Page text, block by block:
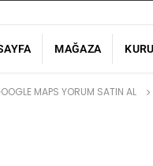
MAĞAZA
MAPS YORUM SATIN AL